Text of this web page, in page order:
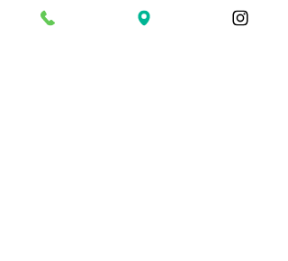
spécifique du corps. En appliquant une